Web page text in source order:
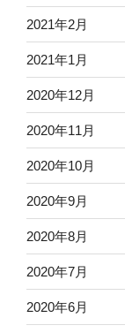
2021年2月
2021年1月
2020年12月
2020年11月
2020年10月
2020年9月
2020年8月
2020年7月
2020年6月